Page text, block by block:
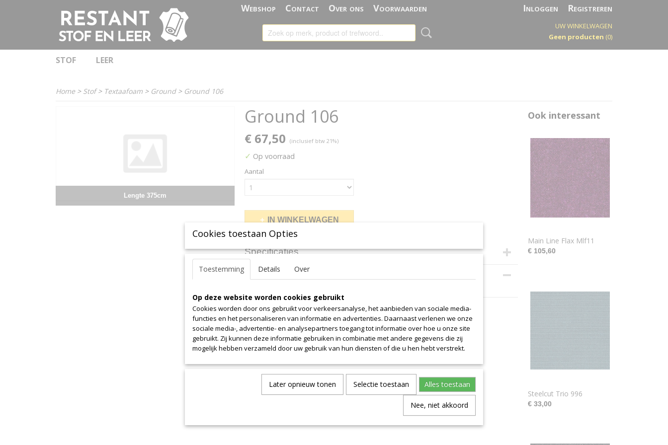
Webshop Contact Over ons Voorwaarden Inloggen Registreren
UW WINKELWAGEN
Geen producten (0)
STOF LEER
Home> Stof> Textaafoam > Ground> Ground 106
Lengte 375cm
Ground 106
€ 67,50 (inclusief btw 21%)
✓ Op voorraad
Aantal
IN WINKELWAGEN
Specificaties
Productcode leverancier
Afmetingen (l,b,h)
375 x 140 x 0 cm
Omschrijving
Ook interessant
Main Line Flax Mlf11
€ 105,60
Steelcut Trio 996
€ 33,00
Cookies toestaan Opties
Toestemming Details Over
Op deze website worden cookies gebruikt
Cookies worden door ons gebruikt voor verkeersanalyse, het aanbieden van sociale media-
functies en het personaliseren van informatie en advertenties. Daarnaast verlenen we onze
sociale media-, advertentie- en analysepartners toegang tot informatie over hoe u onze site
gebruikt. Zij kunnen deze informatie gebruiken in combinatie met andere gegevens die zij
mogelijk hebben verzameld door uw gebruik van hun diensten of die u hen hebt verstrekt.
Later opnieuw tonen Selectie toestaan Alles toestaan
Nee, niet akkoord